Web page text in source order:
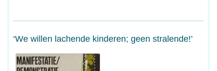
‘We willen lachende kinderen; geen stralende!’